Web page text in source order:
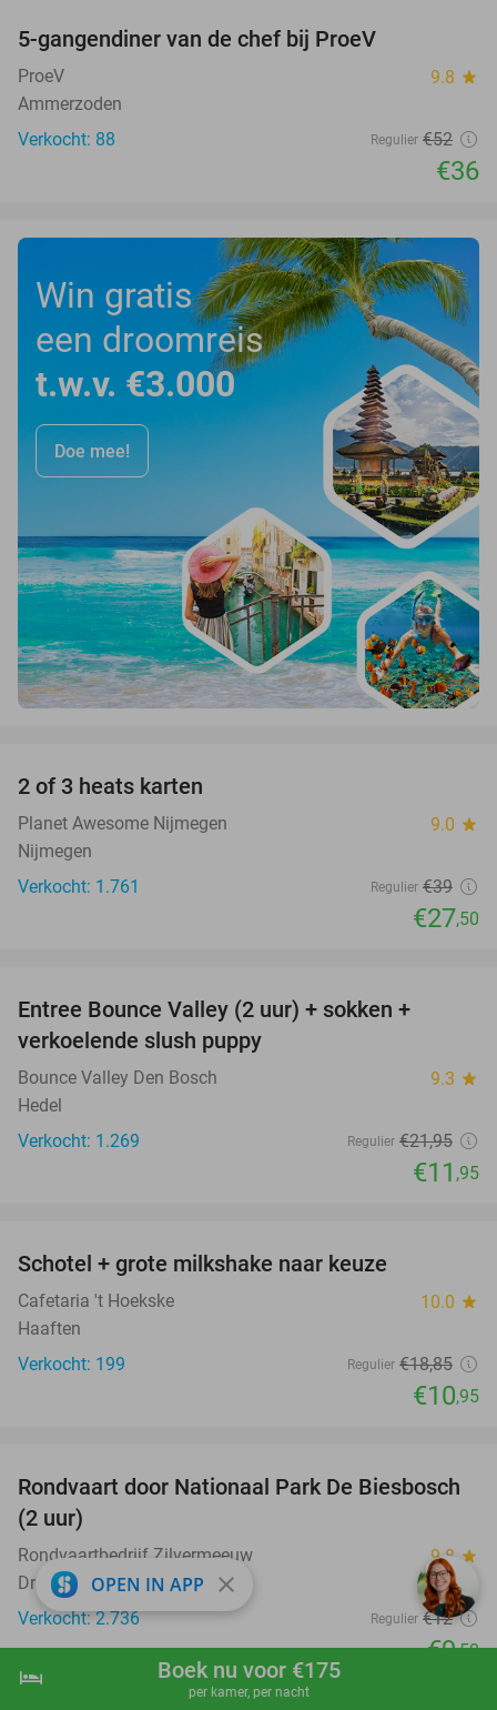
shopping_cart Boek nu
hotel Boek nu voor €175
per kamer, per nacht
5-gangendiner van de chef bij ProeV
ProeV 9.8 star
Ammerzoden
Verkocht: 88
Regulier €52
€36
Win gratis
een droomreis
t.w.v. €3.000
Doe mee!
2 of 3 heats karten
Planet Awesome Nijmegen 9.0 star
Nijmegen
Verkocht: 1.761
Regulier €39
€27,50
Entree Bounce Valley (2 uur) + sokken +
verkoelende slush puppy
Bounce Valley Den Bosch 9.3 star
Hedel
Verkocht: 1.269
Regulier €21,95
€11 ,95
Schotel + grote milkshake naar keuze
Cafetaria 't Hoekske 10.0 star
Haaften
Verkocht: 199
Regulier €18,85
€10,95
21%
Rondvaart door Nationaal Park De Biesbosch
(2 uur)
Rondvaartbedrijf Zilvermeeuw 9.8 star
Drimmelen
Verkocht: 2.736
Regulier €12
€9,50
OPEN IN APP close